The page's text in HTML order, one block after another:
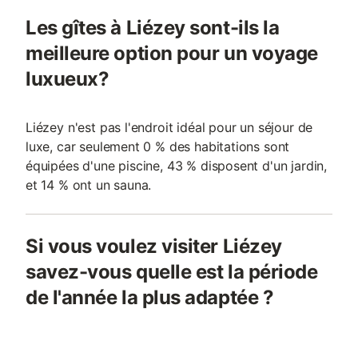
Les gîtes à Liézey sont-ils la
meilleure option pour un voyage
luxueux?
Liézey n'est pas l'endroit idéal pour un séjour de
luxe, car seulement 0 % des habitations sont
équipées d'une piscine, 43 % disposent d'un jardin,
et 14 % ont un sauna.
Si vous voulez visiter Liézey
savez-vous quelle est la période
de l'année la plus adaptée ?